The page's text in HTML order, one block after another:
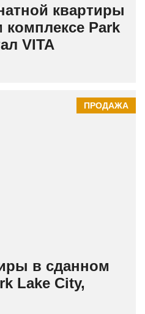
квартиры
Park
VITA
ПРОДАЖА
в сданном
Lake City,